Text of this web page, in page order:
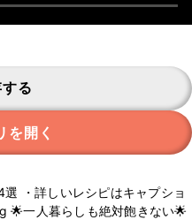
る
を開く
・詳しいレシピはキャプショ
🌟一人暮らしも絶対飽きない🌟